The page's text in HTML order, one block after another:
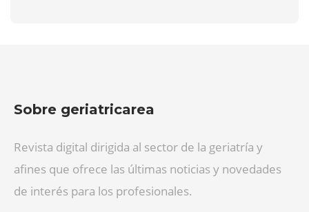
Sobre geriatricarea
Revista digital dirigida al sector de la geriatría y
afines que ofrece las últimas noticias y novedades
de interés para los profesionales.